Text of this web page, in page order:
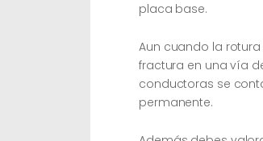
placa base.
Aun cuando la
fractura en una vía
conductoras se
permanente.